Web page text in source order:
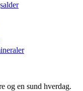
og en sund hverdag.